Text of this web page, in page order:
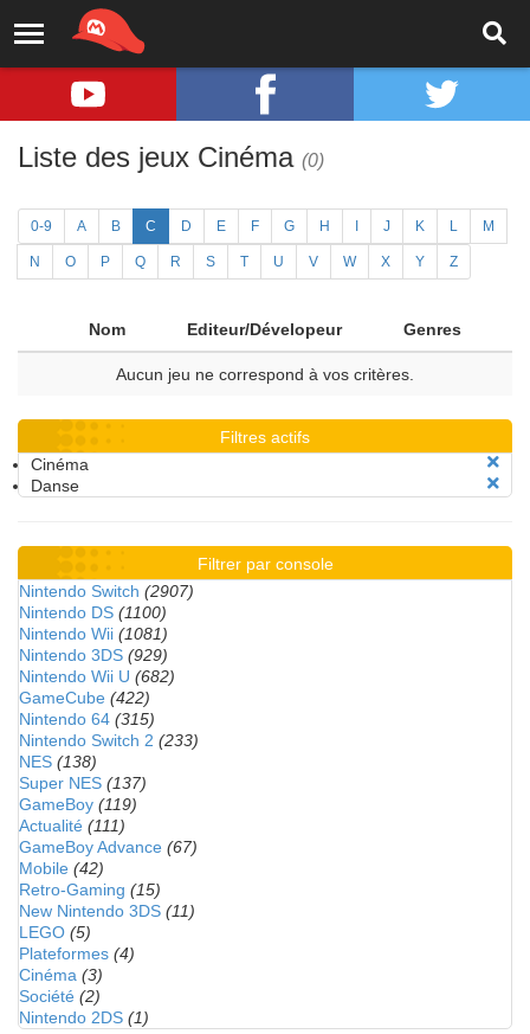
Liste des jeux Cinéma (0)
0-9 A B C D E F G H J K L M
N O P Q R S T U V W X Y Z
Nom Editeur/Dévelopeur Genres
Aucun jeu ne correspond à vos critères.
Filtres actifs
Cinéma
Danse
Filtrer par console
Nintendo Switch (2907)
Nintendo DS (1100)
Nintendo Wii (1081)
Nintendo 3DS (929)
Nintendo Wii U (682)
GameCube (422)
Nintendo 64 (315)
Nintendo Switch 2 (233)
NES (138)
Super NES (137)
GameBoy (119)
Actualité (111)
GameBoy Advance (67)
Mobile (42)
Retro-Gaming (15)
New Nintendo 3DS (11)
LEGO (5)
Plateformes (4)
Cinéma (3)
Société (2)
Nintendo 2DS (1)